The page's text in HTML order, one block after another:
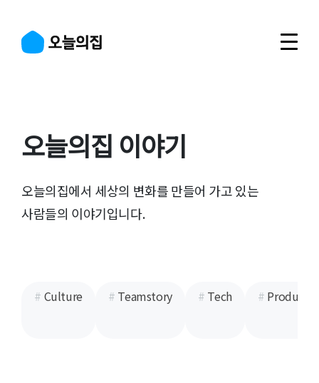
오늘의집 이야기
오늘의집에서 세상의 변화를 만들어 가고 있는
사람들의 이야기입니다.
# Culture # Teamstory # Tech # Product